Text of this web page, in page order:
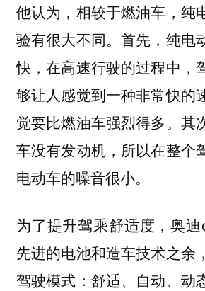
他认为，相较于燃油车，纯
验有很大不同。首先，纯电
快，在高速行驶的过程中，
够让人感觉到一种非常快的
觉要比燃油车强烈得多。其
车没有发动机，所以在整个
电动车的噪音很小。
为了提升驾乘舒适度，奥
先进的电池和造车技术之余
驾驶模式：舒适、自动、动